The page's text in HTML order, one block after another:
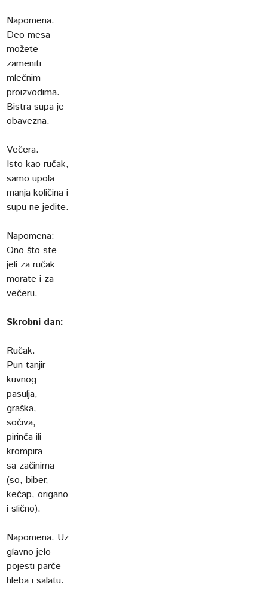
Napomena:
Deo mesa
možete
zameniti
mlečnim
proizvodima.
Bistra supa je
obavezna.
Večera:
Isto kao ručak,
samo upola
manja količina i
supu ne jedite.
Napomena:
Ono što ste
jeli za ručak
morate i za
večeru.
Skrobni dan:
Ručak:
Pun tanjir
kuvnog
pasulja,
graška,
sočiva,
pirinča ili
krompira
sa začinima
(so, biber,
kečap, origano
i slično).
Napomena: Uz
glavno jelo
pojesti parče
hleba i salatu.